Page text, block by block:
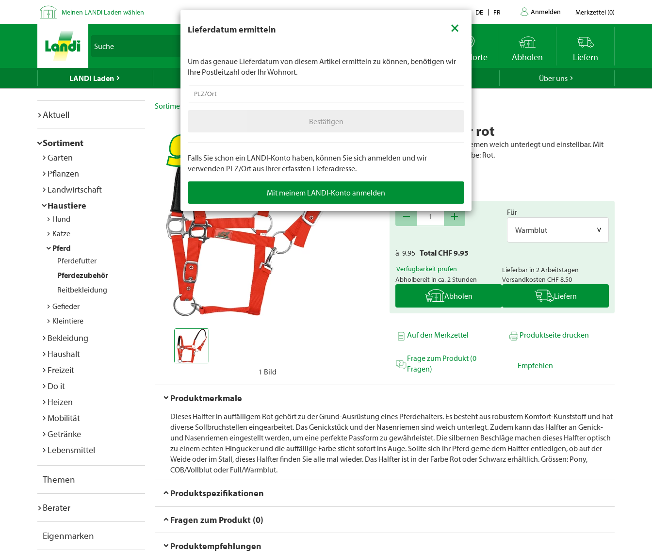
Meinen LANDI Laden wählen Kontakt DE FR Anmelden Merkzettel (0)
LANDI Wetter Standorte Abholen Liefern
LANDI Laden Über uns
Aktuell
Sortiment
Garten
Pflanzen
Landwirtschaft
Haustiere
Hund
Katze
Pferd
Pferdefutter
Pferdezubehör
Reitbekleidung
Gefieder
Kleintiere
Bekleidung
Haushalt
Freizeit
Do it
Heizen
Mobilität
Getränke
Lebensmittel
Themen
Berater
Eigenmarken
Sortiment
1 Bild
Pferdehalfter rot
Genickstück und Nasenriemen weich unterlegt und einstellbar. Mit
silbernen Beschlägen. Farbe: Rot.
remove add
Für
Warmblut
à 9.95 Total CHF9.95
Verfügbarkeit prüfen
Abholbereit in ca. 2 Stunden
Lieferbar in 2 Arbeitstagen
Versandkosten CHF 8.50
Abholen Liefern
Auf den Merkzettel Produktseite drucken
Frage zum Produkt (0
Fragen)
Empfehlen
Produktmerkmale
Dieses Halfter in auffälligem Rot gehört zu der Grund-Ausrüstung eines Pferdehalters. Es besteht aus robustem Komfort-Kunststoff und hat
diverse Sollbruchstellen eingearbeitet. Das Genickstück und der Nasenriemen sind weich unterlegt. Zudem kann das Halfter an Genick-
und Nasenriemen eingestellt werden, um eine perfekte Passform zu gewährleistet. Die silbernen Beschläge machen dieses Halfter optisch
zu einem echten Hingucker und die auffällige Farbe sticht sofort ins Auge. Sollte sich Ihr Pferd gerne dem Halfter entledigen, ob auf der
Weide oder im Stall, dieses Halfter finden Sie alle mal wieder. Das Halfter ist in der Farbe Rot oder Schwarz erhältlich. Grössen: Pony,
COB/Vollblut oder Full/Warmblut.
Produktspezifikationen
Fragen zum Produkt (0)
Produktempfehlungen
Lieferdatum ermitteln ×
Um das genaue Lieferdatum von diesem Artikel ermitteln zu können, benötigen wir
Ihre Postleitzahl oder Ihr Wohnort.
Bestätigen
Falls Sie schon ein LANDI-Konto haben, können Sie sich anmelden und wir
verwenden PLZ/Ort aus Ihrer erfassten Lieferadresse.
Mit meinem LANDI-Konto anmelden
LANDI verkauft generell keinen Alkohol an Jugendliche unter 16 Jahren. Für